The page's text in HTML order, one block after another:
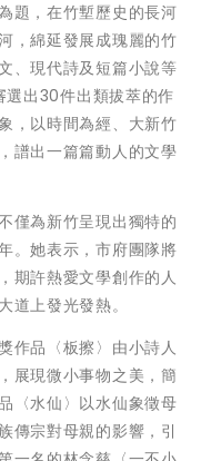
題，在竹塹歷史的長河
，綿延發展成瑰麗的竹
、現代詩及短篇小說等
出30件出類拔萃的作
，以時間為經、大新竹
譜出一篇篇動人的文學
僅為新竹呈現出獨特的
。她表示，市府團隊將
期許熱愛文學創作的人
道上發光發熱。
作品〈板擦〉由小詩人
展現微小事物之美，簡
〈水仙〉以水仙象徵母
傳宗對母親的影響，引